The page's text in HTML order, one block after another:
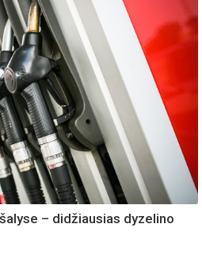
– didžiausias dyzelino